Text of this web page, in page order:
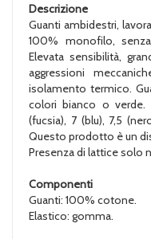
Descrizione
Guanti ambidestri,
100% monofilo,
Elevata sensibilità,
aggressioni
isolamento termico.
colori bianco o verde.
(fucsia), 7 (blu), 7,5
Questo prodotto è un
Presenza di lattice solo
Componenti
Guanti: 100% cotone.
Elastico: gomma.